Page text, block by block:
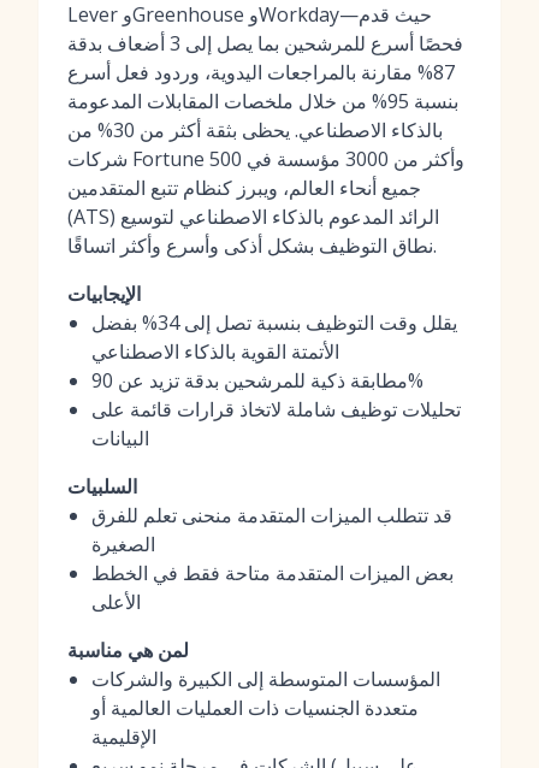
Lever وGreenhouse وWorkday—حيث قدم
فحصًا أسرع للمرشحين بما يصل إلى 3 أضعاف بدقة
87% مقارنة بالمراجعات اليدوية، وردود فعل أسرع
بنسبة 95% من خلال ملخصات المقابلات المدعومة
بالذكاء الاصطناعي. يحظى بثقة أكثر من 30% من
شركات Fortune 500 وأكثر من 3000 مؤسسة في
جميع أنحاء العالم، ويبرز كنظام تتبع المتقدمين
(ATS) الرائد المدعوم بالذكاء الاصطناعي لتوسيع
نطاق التوظيف بشكل أذكى وأسرع وأكثر اتساقًا.
الإيجابيات
يقلل وقت التوظيف بنسبة تصل إلى 34% بفضل
الأتمتة القوية بالذكاء الاصطناعي
مطابقة ذكية للمرشحين بدقة تزيد عن 90%
تحليلات توظيف شاملة لاتخاذ قرارات قائمة على
البيانات
السلبيات
قد تتطلب الميزات المتقدمة منحنى تعلم للفرق
الصغيرة
بعض الميزات المتقدمة متاحة فقط في الخطط
الأعلى
لمن هي مناسبة
المؤسسات المتوسطة إلى الكبيرة والشركات
متعددة الجنسيات ذات العمليات العالمية أو
الإقليمية